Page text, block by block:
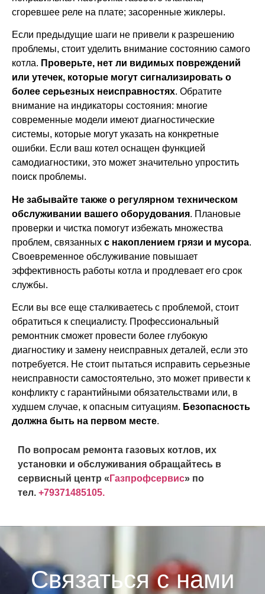
сгоревшее реле на плате; засоренные жиклеры.
Если предыдущие шаги не привели к разрешению
проблемы, стоит уделить внимание состоянию самого
котла. Проверьте, нет ли видимых повреждений
или утечек, которые могут сигнализировать о
более серьезных неисправностях. Обратите
внимание на индикаторы состояния: многие
современные модели имеют диагностические
системы, которые могут указать на конкретные
ошибки. Если ваш котел оснащен функцией
самодиагностики, это может значительно упростить
поиск проблемы.
Не забывайте также о регулярном техническом
обслуживании вашего оборудования. Плановые
проверки и чистка помогут избежать множества
проблем, связанных с накоплением грязи и мусора.
Своевременное обслуживание повышает
эффективность работы котла и продлевает его срок
службы.
Если вы все еще сталкиваетесь с проблемой, стоит
обратиться к специалисту. Профессиональный
ремонтник сможет провести более глубокую
диагностику и замену неисправных деталей, если это
потребуется. Не стоит пытаться исправить серьезные
неисправности самостоятельно, это может привести к
конфликту с гарантийными обязательствами или, в
худшем случае, к опасным ситуациям. Безопасность
должна быть на первом месте.
По вопросам ремонта газовых котлов, их
установки и обслуживания обращайтесь в
сервисный центр « Газпрофсервис» по
тел. +79371485105.
Связаться с нами